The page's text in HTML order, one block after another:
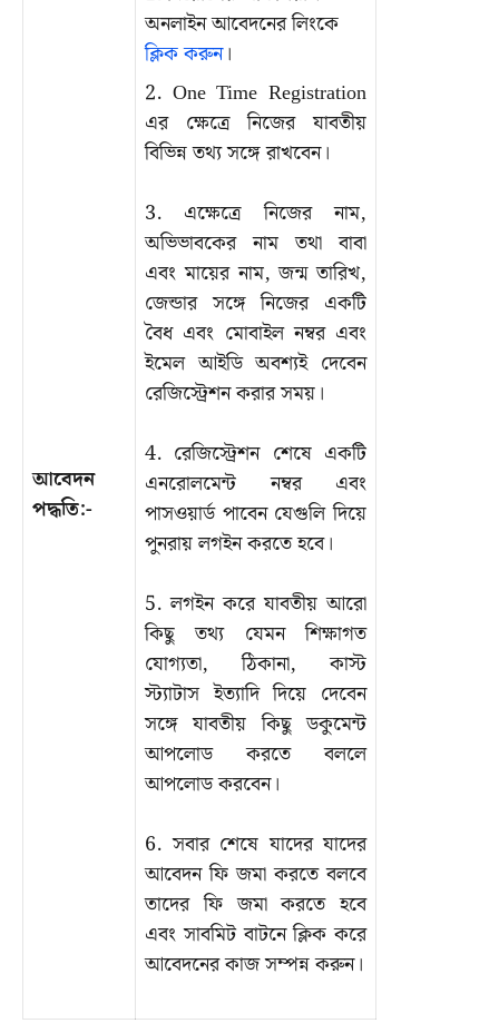
আবেদন
পদ্ধতি:-
অনলাইন আবেদনের লিংকে
ক্লিক করুন।
2. One Time Registration
এর ক্ষেত্রে নিজের যাবতীয়
বিভিন্ন তথ্য সঙ্গে রাখবেন।
3. এক্ষেত্রে নিজের নাম,
অভিভাবকের নাম তথা বাবা
এবং মায়ের নাম, জন্ম তারিখ,
জেন্ডার সঙ্গে নিজের একটি
বৈধ এবং মোবাইল নম্বর এবং
ইমেল আইডি অবশ্যই দেবেন
রেজিস্ট্রেশন করার সময়।
4. রেজিস্ট্রেশন শেষে একটি
এনরোলমেন্ট নম্বর এবং
পাসওয়ার্ড পাবেন যেগুলি দিয়ে
পুনরায় লগইন করতে হবে।
5. লগইন করে যাবতীয় আরো
কিছু তথ্য যেমন শিক্ষাগত
যোগ্যতা, ঠিকানা, কাস্ট
স্ট্যাটাস ইত্যাদি দিয়ে দেবেন
সঙ্গে যাবতীয় কিছু ডকুমেন্ট
আপলোড করতে বললে
আপলোড করবেন।
6. সবার শেষে যাদের যাদের
আবেদন ফি জমা করতে বলবে
তাদের ফি জমা করতে হবে
এবং সাবমিট বাটনে ক্লিক করে
আবেদনের কাজ সম্পন্ন করুন।